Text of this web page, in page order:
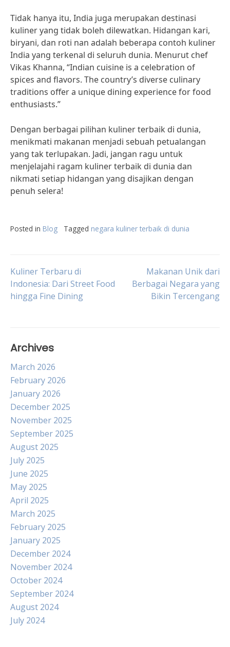
Tidak hanya itu, India juga merupakan destinasi
kuliner yang tidak boleh dilewatkan. Hidangan kari,
biryani, dan roti nan adalah beberapa contoh kuliner
India yang terkenal di seluruh dunia. Menurut chef
Vikas Khanna, “Indian cuisine is a celebration of
spices and flavors. The country’s diverse culinary
traditions offer a unique dining experience for food
enthusiasts.”
Dengan berbagai pilihan kuliner terbaik di dunia,
menikmati makanan menjadi sebuah petualangan
yang tak terlupakan. Jadi, jangan ragu untuk
menjelajahi ragam kuliner terbaik di dunia dan
nikmati setiap hidangan yang disajikan dengan
penuh selera!
Posted in Blog Tagged negara kuliner terbaik di dunia
Post
navigation
Kuliner Terbaru di
Indonesia: Dari Street Food
hingga Fine Dining
Makanan Unik dari
Berbagai Negara yang
Bikin Tercengang
Archives
March 2026
February 2026
January 2026
December 2025
November 2025
September 2025
August 2025
July 2025
June 2025
May 2025
April 2025
March 2025
February 2025
January 2025
December 2024
November 2024
October 2024
September 2024
August 2024
July 2024